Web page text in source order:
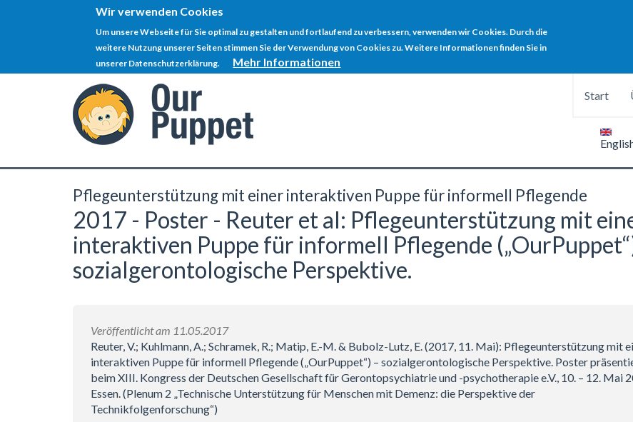
Wir verwenden Cookies
Um unsere Webseite für Sie optimal zu gestalten und fortlaufend zu verbessern, verwenden wir Cookies. Durch die
weitere Nutzung unserer Seiten stimmen Sie der Verwendung von Cookies zu. Weitere Informationen finden Sie in
unserer Datenschutzerklärung.
Mehr Informationen
Start
Pflegeunterstützung mit einer interaktiven Puppe für informell Pflegende
2017 - Poster - Reuter et al: Pflegeunterstützung mit
interaktiven Puppe für informell Pflegende
sozialgerontologische Perspektive.
Veröffentlicht am 11.05.2017
Reuter, V.; Kuhlmann, A.; Schramek, R.; Matip, E.-M. & Bubolz-Lutz, E. (2017, 11. Mai): Pflegeunterstützung mit
interaktiven Puppe für informell Pflegende („OurPuppet“) – sozialgerontologische Perspektive. Poster
beim XIII. Kongress der Deutschen Gesellschaft für Gerontopsychiatrie und -psychotherapie e.V., 10. – 12. Mai
Essen. (Plenum 2 „Technische Unterstützung für Menschen mit Demenz: die Perspektive der
Technikfolgenforschung“)